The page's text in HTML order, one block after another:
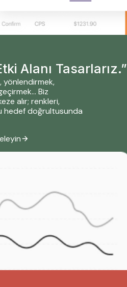
Alanı Tasarlarız.”
yönlendirmek,
Biz
alır; renkleri,
hedef doğrultusunda